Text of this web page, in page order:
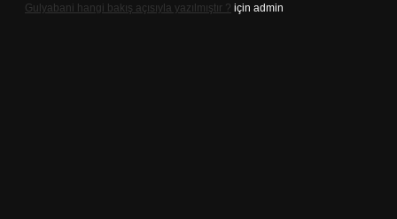
Gulyabani hangi bakış açısıyla yazılmıştır ? için admin